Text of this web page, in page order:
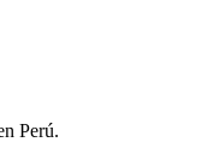
Perú.